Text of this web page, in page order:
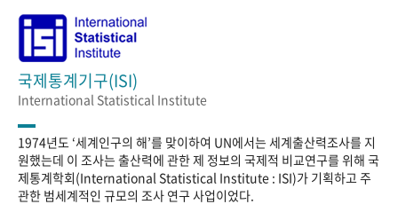
국제통계기구(ISI)
International Statistical Institute
1974년도 ‘세계인구의 해’를 맞이하여 UN에서는 세계출산력조사를 지
원했는데 이 조사는 출산력에 관한 제 정보의 국제적 비교연구를 위해 국
제통계학회(International Statistical Institute : ISI)가 기획하고 주
관한 범세계적인 규모의 조사 연구 사업이었다.